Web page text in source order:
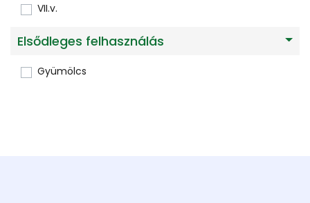
VII.v.
Elsődleges felhasználás
Gyümölcs